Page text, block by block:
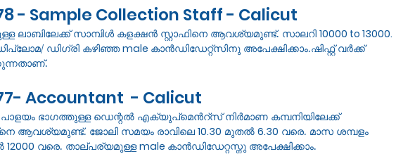
- Sample Collection Staff - Calicut
ലാബിലേക്ക് സാമ്പിൾ കളക്ഷൻ സ്റ്റാഫിനെ ആവശ്യമുണ്ട്. സാലറി 10000 to 13000.
ഡിഗ്രി കഴിഞ്ഞmale കാൻഡിഡേറ്റ്സിനു അപേക്ഷിക്കാം.ഷിഫ്റ്റ്‌ വർക്ക്‌
Accountant - Calicut
പാളയം ഭാഗത്തുള്ള ഡെന്റൽ എക്യുപ്മെൻറ്സ് നിർമാണ കമ്പനിയിലേക്ക്
ആവശ്യമുണ്ട്. ജോലി സമയം രാവിലെ 10.30 മുതൽ 6.30 വരെ. മാസ ശമ്പളം
12000 വരെ. താല്പര്യമുള്ളmale കാൻഡിഡേറ്റസ്നു അപേക്ഷിക്കാം.